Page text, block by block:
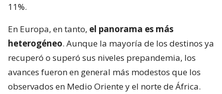
11%.
En Europa, en tanto, el panorama es más
heterogéneo. Aunque la mayoría de los destinos ya
recuperó o superó sus niveles prepandemia, los
avances fueron en general más modestos que los
observados en Medio Oriente y el norte de África.